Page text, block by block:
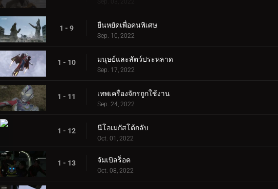
1 - 9 ยืนหยัดเพื่อคนพิเศษ
Sep. 10, 2022
1 - 10 มนุษย์และสัตว์ประหลาด
Sep. 17, 2022
1 - 11 เทพเครื่องจักรถูกใช้งาน
Sep. 24, 2022
1 - 12 นีโอเมกัสโต้กลับ
Oct. 01, 2022
1 - 13 จัมเบิลร็อค
Oct. 08, 2022